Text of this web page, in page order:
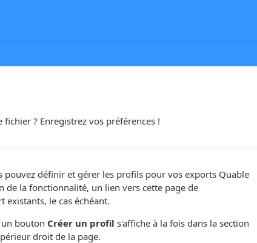
? Enregistrez vos préférences !
pouvez définir et gérer les profils pour vos exports Quable
de la fonctionnalité, un lien vers cette page de
le cas échéant.
bouton Créer un profil s'affiche à la fois dans la section
droit de la page.